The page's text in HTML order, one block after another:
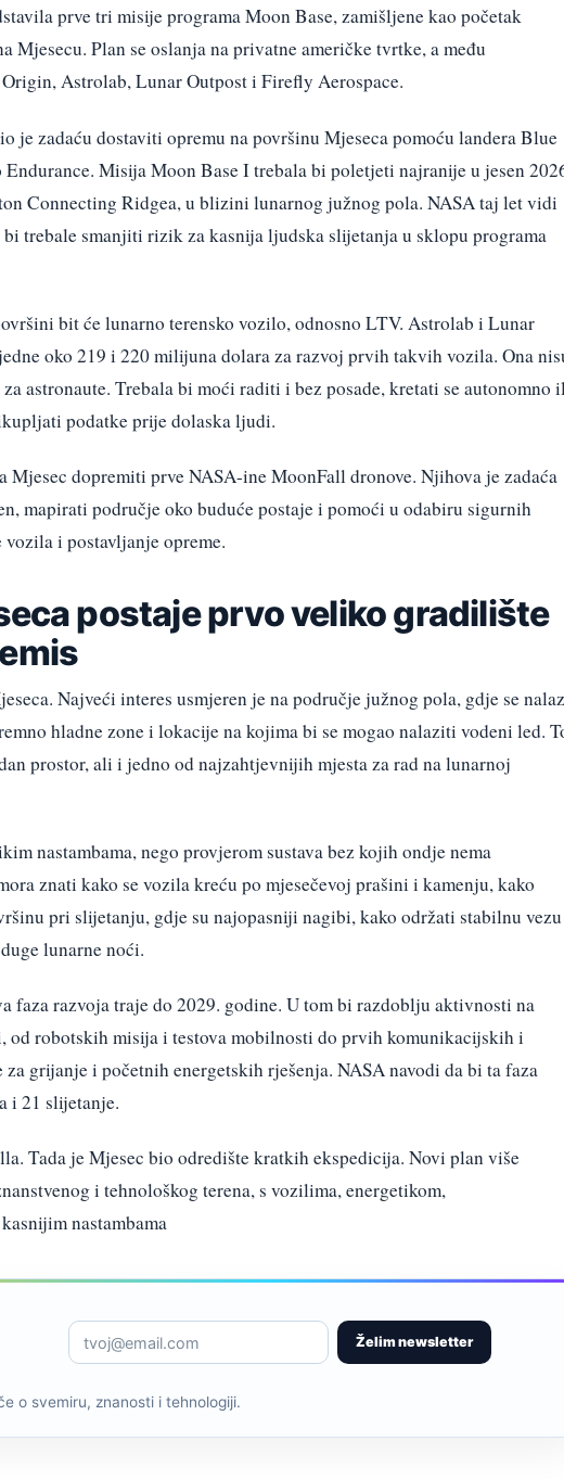
prve tri misije programa Moon Base, zamišljene kao početak
Mjesecu. Plan se oslanja na privatne američke tvrtke, a među
Astrolab, Lunar Outpost i Firefly Aerospace.
je zadaću dostaviti opremu na površinu Mjeseca pomoću landera Blue
Misija Moon Base I trebala bi poletjeti najranije u jesen
Connecting Ridgea, u blizini lunarnog južnog pola. NASA taj let vidi
trebale smanjiti rizik za kasnija ljudska slijetanja u sklopu programa
bit će lunarno terensko vozilo, odnosno LTV. Astrolab i Lunar
oko 219 i 220 milijuna dolara za razvoj prvih takvih vozila. Ona
astronaute. Trebala bi moći raditi i bez posade, kretati se autonomno
podatke prije dolaska ljudi.
Mjesec dopremiti prve NASA-ine MoonFall dronove. Njihova je zadaća
mapirati područje oko buduće postaje i pomoći u odabiru sigurnih
i postavljanje opreme.
postaje prvo veliko gradilište
Najveći interes usmjeren je na područje južnog pola, gdje se
hladne zone i lokacije na kojima bi se mogao nalaziti vodeni led.
prostor, ali i jedno od najzahtjevnijih mjesta za rad na lunarnoj
nastambama, nego provjerom sustava bez kojih ondje nema
znati kako se vozila kreću po mjesečevoj prašini i kamenju, kako
pri slijetanju, gdje su najopasniji nagibi, kako održati stabilnu
lunarne noći.
faza razvoja traje do 2029. godine. U tom bi razdoblju aktivnosti na
od robotskih misija i testova mobilnosti do prvih komunikacijskih i
grijanje i početnih energetskih rješenja. NASA navodi da bi ta faza
i 21 slijetanje.
Tada je Mjesec bio odredište kratkih ekspedicija. Novi plan više
i tehnološkog terena, s vozilima, energetikom,
nastambama
Želim newsletter
o svemiru, znanosti i tehnologiji.